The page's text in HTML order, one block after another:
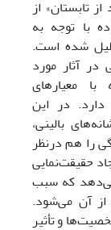
تابستان» از
با توجه به
شده است.
آثار مورد
معیارهای
دارد. در این
بالینی،
را هم درنظر
حقیقت‌نمایی
می‌دهد که سبب
از آن می‌شود.
و تأثیر